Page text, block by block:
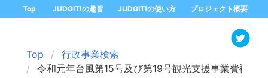
Top JUDGIT!の趣旨 JUDGIT!の使い方 プロジェクト概要
Top
行政事業検索
令和元年台風第15号及び第19号観光支援事業費補助金